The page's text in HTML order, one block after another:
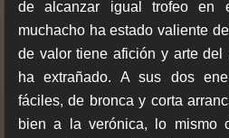
de alcanzar igual trofeo en
muchacho ha estado valiente
de valor tiene afición y arte del
ha extrañado. A sus dos
fáciles, de bronca y corta
bien a la verónica, lo mismo